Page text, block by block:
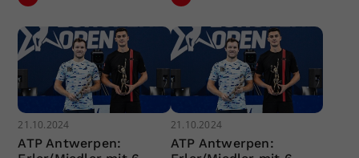
21.10.2024
ATP Antwerpen:
21.10.2024
ATP Antwerpen: